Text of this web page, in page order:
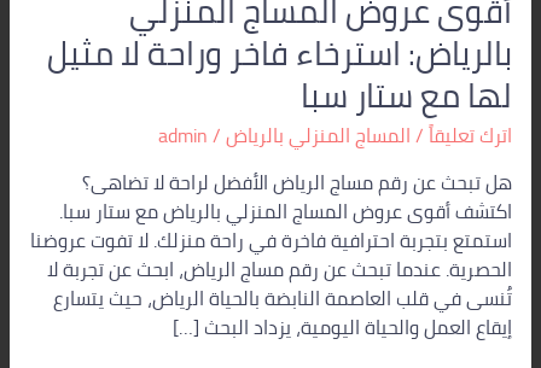
بالرياض: استرخاء فاخر وراحة لا مثيل
لها مع ستار سبا
اترك تعليقاً/المساج المنزلي بالرياض/
admin
هل تبحث عن رقم مساج الرياض الأفضل لراحة لا تضاهى؟
اكتشف أقوى عروض المساج المنزلي بالرياض مع ستار سبا.
استمتع بتجربة احترافية فاخرة في راحة منزلك. لا تفوت عروضنا
الحصرية. عندما تبحث عن رقم مساج الرياض، ابحث عن تجربة لا
تُنسى في قلب العاصمة النابضة بالحياة الرياض، حيث يتسارع
إيقاع العمل والحياة اليومية، يزداد البحث […]